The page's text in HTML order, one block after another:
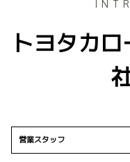
トヨタカ
営業スタッフ